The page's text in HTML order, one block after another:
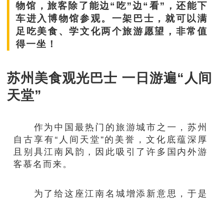
物馆，旅客除了能边“吃”边“看”，还能下
车进入博物馆参观。一架巴士，就可以满
足吃美食、学文化两个旅游愿望，非常值
得一坐！
苏州美食观光巴士 一日游遍“人间
天堂”
作为中国最热门的旅游城市之一，苏州
自古享有“人间天堂”的美誉，文化底蕴深厚
且别具江南风韵，因此吸引了许多国内外游
客慕名而来。
为了给这座江南名城增添新意思，于是